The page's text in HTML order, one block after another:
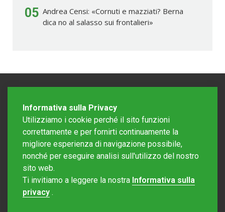
05 Andrea Censi: «Cornuti e mazziati? Berna
dica no al salasso sui frontalieri»
Editore Rotostampa SA
Informativa sulla Privacy
Utilizziamo i cookie perché il sito funzioni
correttamente e per fornirti continuamente la
migliore esperienza di navigazione possibile,
nonché per eseguire analisi sull'utilizzo del nostro
sito web.
Ti invitiamo a leggere la nostra Informativa sulla
privacy .